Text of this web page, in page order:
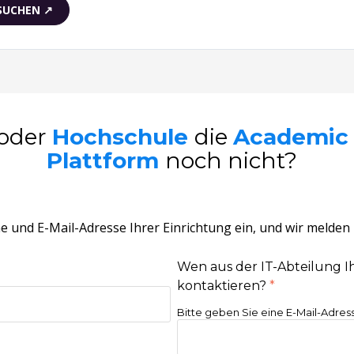
↗
Hochschule die
Plattform noch nicht?
und E-Mail-Adresse Ihrer Einrichtungein, und wir melden
Wen aus der IT-Abteilung
kontaktieren? *
Bitte geben Sie eine E-Mail-